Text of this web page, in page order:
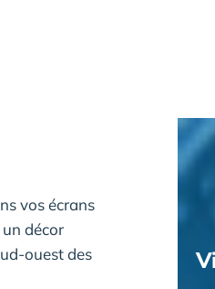
vos écrans
décor
ouest des